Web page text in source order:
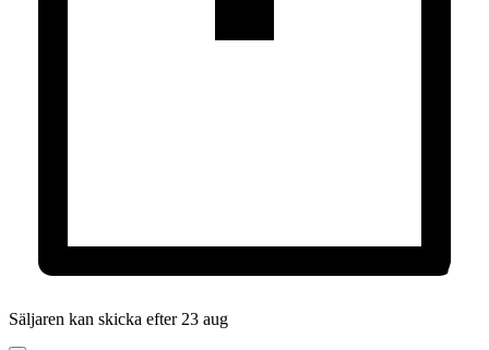
Säljaren kan skicka efter 23 aug